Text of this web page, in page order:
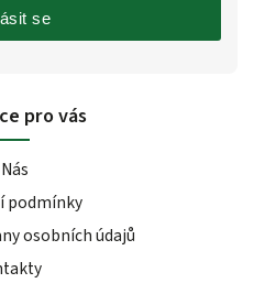
pro vás
podmínky
osobních údajů
se